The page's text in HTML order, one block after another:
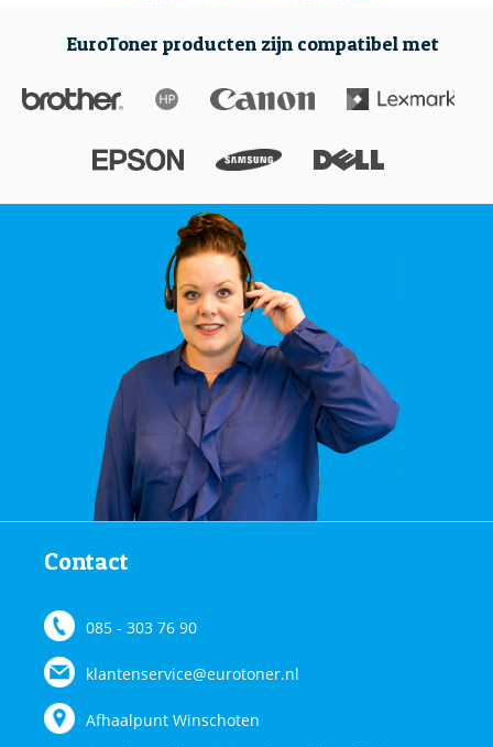
EuroToner producten zijn compatibel met
Contact
085 - 303 76 90
klantenservice@eurotoner.nl
Afhaalpunt Winschoten